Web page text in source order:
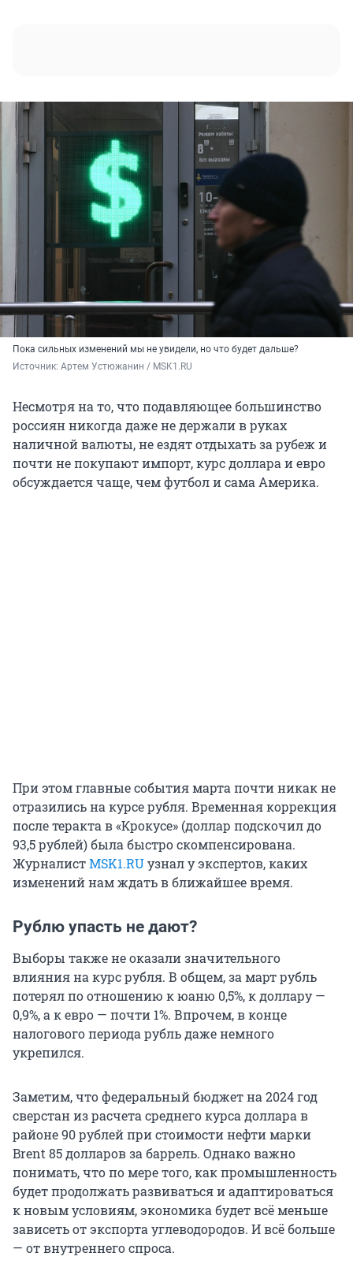
Пока сильных изменений мы не увидели, но что будет дальше?
Источник: Артем Устюжанин / MSK1.RU
Несмотря на то, что подавляющее большинство
россиян никогда даже не держали в руках
наличной валюты, не ездят отдыхать за рубеж и
почти не покупают импорт, курс доллара и евро
обсуждается чаще, чем футбол и сама Америка.
При этом главные события марта почти никак не
отразились на курсе рубля. Временная коррекция
после теракта в «Крокусе» (доллар подскочил до
93,5 рублей) была быстро скомпенсирована.
ЖурналистMSK1.RUузнал у экспертов, каких
изменений нам ждать в ближайшее время.
Рублю упасть не дают?
Выборы также не оказали значительного
влияния на курс рубля. В общем, за март рубль
потерял по отношению к юаню 0,5%, к доллару —
0,9%, а к евро — почти 1%. Впрочем, в конце
налогового периода рубль даже немного
укрепился.
Заметим, что федеральный бюджет на 2024 год
сверстан из расчета среднего курса доллара в
районе 90 рублей при стоимости нефти марки
Brent 85 долларов за баррель. Однако важно
понимать, что по мере того, как промышленность
будет продолжать развиваться и адаптироваться
к новым условиям, экономика будет всё меньше
зависеть от экспорта углеводородов. И всё больше
— от внутреннего спроса.